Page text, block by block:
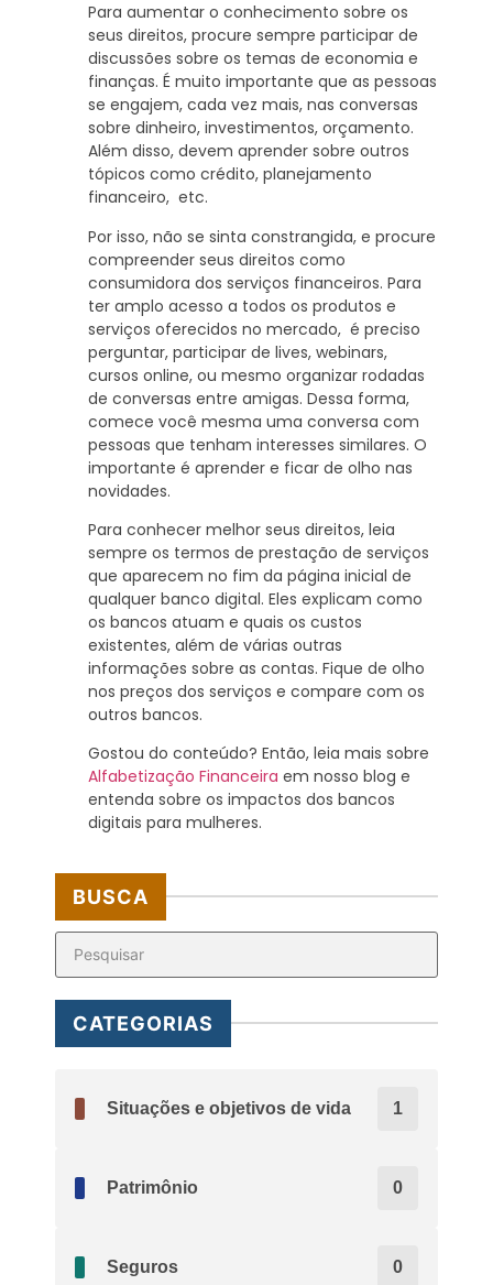
Para aumentar o conhecimento sobre os
seus direitos, procure sempre participar de
discussões sobre os temas de economia e
finanças. É muito importante que as pessoas
se engajem, cada vez mais, nas conversas
sobre dinheiro, investimentos, orçamento.
Além disso, devem aprender sobre outros
tópicos como crédito, planejamento
financeiro, etc.
Por isso, não se sinta constrangida, e procure
compreender seus direitos como
consumidora dos serviços financeiros. Para
ter amplo acesso a todos os produtos e
serviços oferecidos no mercado, é preciso
perguntar, participar de lives, webinars,
cursos online, ou mesmo organizar rodadas
de conversas entre amigas. Dessa forma,
comece você mesma uma conversa com
pessoas que tenham interesses similares. O
importante é aprender e ficar de olho nas
novidades.
Para conhecer melhor seus direitos, leia
sempre os termos de prestação de serviços
que aparecem no fim da página inicial de
qualquer banco digital. Eles explicam como
os bancos atuam e quais os custos
existentes, além de várias outras
informações sobre as contas. Fique de olho
nos preços dos serviços e compare com os
outros bancos.
Gostou do conteúdo? Então, leia mais sobre
Alfabetização Financeira em nosso blog e
entenda sobre os impactos dos bancos
digitais para mulheres.
BUSCA
CATEGORIAS
Situações e objetivos de vida 1
Patrimônio 0
Seguros 0